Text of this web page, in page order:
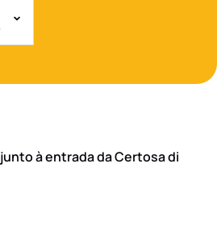
à entrada da Certosa di